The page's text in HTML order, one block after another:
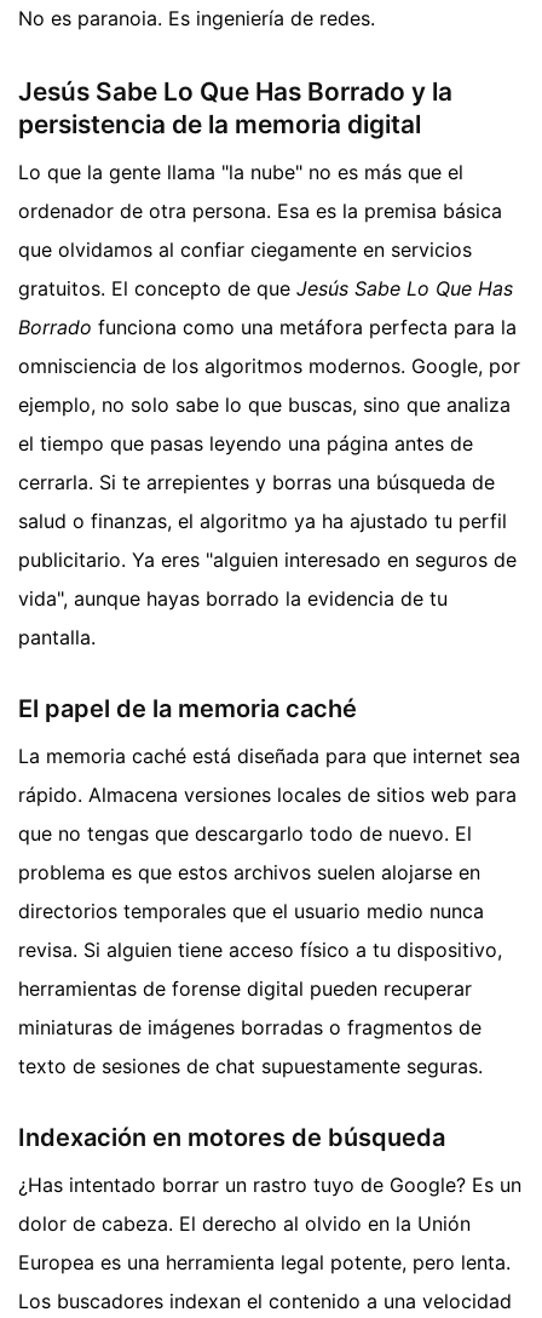
No es paranoia. Es ingeniería de redes.
Jesús Sabe Lo Que Has Borrado y la
persistencia de la memoria digital
Lo que la gente llama "la nube" no es más que el
ordenador de otra persona. Esa es la premisa básica
que olvidamos al confiar ciegamente en servicios
gratuitos. El concepto de que Jesús Sabe Lo Que Has
Borrado funciona como una metáfora perfecta para la
omnisciencia de los algoritmos modernos. Google, por
ejemplo, no solo sabe lo que buscas, sino que analiza
el tiempo que pasas leyendo una página antes de
cerrarla. Si te arrepientes y borras una búsqueda de
salud o finanzas, el algoritmo ya ha ajustado tu perfil
publicitario. Ya eres "alguien interesado en seguros de
vida", aunque hayas borrado la evidencia de tu
pantalla.
El papel de la memoria caché
La memoria caché está diseñada para que internet sea
rápido. Almacena versiones locales de sitios web para
que no tengas que descargarlo todo de nuevo. El
problema es que estos archivos suelen alojarse en
directorios temporales que el usuario medio nunca
revisa. Si alguien tiene acceso físico a tu dispositivo,
herramientas de forense digital pueden recuperar
miniaturas de imágenes borradas o fragmentos de
texto de sesiones de chat supuestamente seguras.
Indexación en motores de búsqueda
¿Has intentado borrar un rastro tuyo de Google? Es un
dolor de cabeza. El derecho al olvido en la Unión
Europea es una herramienta legal potente, pero lenta.
Los buscadores indexan el contenido a una velocidad